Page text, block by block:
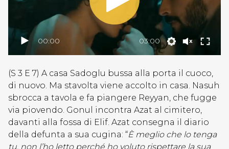
00:00 03:00
(S 3 E 7) A casa Sadoglu bussa alla porta il cuoco,
di nuovo. Ma stavolta viene accolto in casa. Nasuh
sbrocca a tavola e fa piangere Reyyan, che fugge
via piovendo. Gonul incontra Azat al cimitero,
davanti alla fossa di Elif. Azat consegna il diario
della defunta a sua cugina: “È meglio che lo tenga
tu, non l’ho letto perché ho voluto rispettare la sua